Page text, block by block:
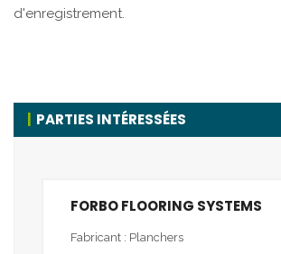
d'enregistrement.
PARTIES INTÉRESSÉES
FORBO FLOORING SYSTEMS
Fabricant : Planchers